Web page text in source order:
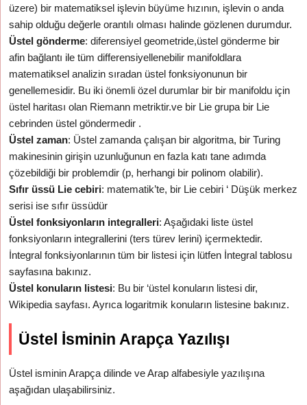
üzere) bir matematiksel işlevin büyüme hızının, işlevin o anda
sahip olduğu değerle orantılı olması halinde gözlenen durumdur.
Üstel gönderme: diferensiyel geometride,üstel gönderme bir
afin bağlantı ile tüm differensiyellenebilir manifoldlara
matematiksel analizin sıradan üstel fonksiyonunun bir
genellemesidir. Bu iki önemli özel durumlar bir bir manifoldu için
üstel haritası olan Riemann metriktir.ve bir Lie grupa bir Lie
cebrinden üstel göndermedir .
Üstel zaman: Üstel zamanda çalışan bir algoritma, bir Turing
makinesinin girişin uzunluğunun en fazla katı tane adımda
çözebildiği bir problemdir (p, herhangi bir polinom olabilir).
Sıfır üssü Lie cebiri: matematik’te, bir Lie cebiri ‘ Düşük merkez
serisi ise sıfır üssüdür
Üstel fonksiyonların integralleri: Aşağıdaki liste üstel
fonksiyonların integrallerini (ters türev lerini) içermektedir.
İntegral fonksiyonlarının tüm bir listesi için lütfen İntegral tablosu
sayfasına bakınız.
Üstel konuların listesi: Bu bir ‘üstel konuların listesi dir,
Wikipedia sayfası. Ayrıca logaritmik konuların listesine bakınız.
Üstel İsminin Arapça Yazılışı
Üstel isminin Arapça dilinde ve Arap alfabesiyle yazılışına
aşağıdan ulaşabilirsiniz.